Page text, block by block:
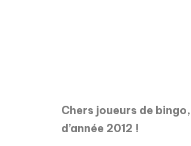
Chers joueurs de
d’année 2012 !